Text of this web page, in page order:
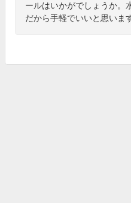
ールはいかがでしょうか。
だから手軽でいいと思いま